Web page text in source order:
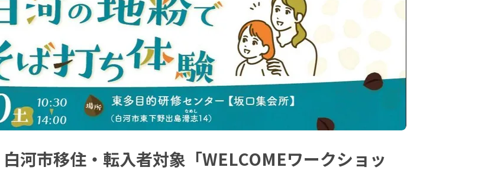
河市移住・転入者対象「WELCOMEワークショッ